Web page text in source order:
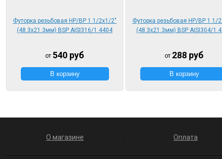
Футорка резьбовая НР/ВР 1 1/2х1/2"
(48.3х21.3мм) BSP AISI316/1.4404
от 540 руб
Футорка резьбовая НР/ВР 1 1/
(48.3х21.3мм) BSP AISI304/
от 288 руб
О магазине Оплата